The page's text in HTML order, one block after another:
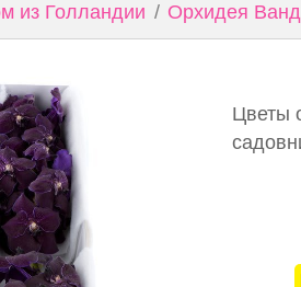
из Голландии Орхидея
Цветы